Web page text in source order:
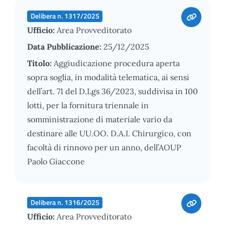
Delibera n. 1317/2025
Ufficio: Area Provveditorato
Data Pubblicazione: 25/12/2025
Titolo: Aggiudicazione procedura aperta
sopra soglia, in modalità telematica, ai sensi
dell’art. 71 del D.Lgs 36/2023, suddivisa in 100
lotti, per la fornitura triennale in
somministrazione di materiale vario da
destinare alle UU.OO. D.A.I. Chirurgico, con
facoltà di rinnovo per un anno, dell’AOUP
Paolo Giaccone
Delibera n. 1316/2025
Ufficio: Area Provveditorato